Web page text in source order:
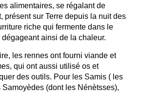
alimentaires, se régalant de
présent sur Terre depuis la nuit des
riche qui fermente dans le
ainsi de la chaleur.
les rennes ont fourni viande et
qui ont aussi utilisé os et
des outils. Pour les Samis ( les
(dont les Nénètsses),